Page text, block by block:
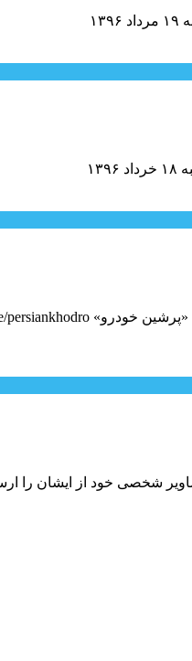
شخصی خود از ایشان را